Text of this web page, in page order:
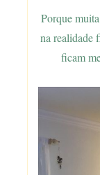
Porque
na realidade
ficam